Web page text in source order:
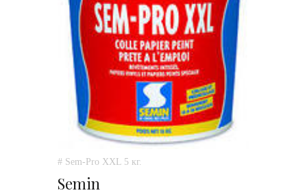
# Sem-Pro XXL 5 кг.
Semin